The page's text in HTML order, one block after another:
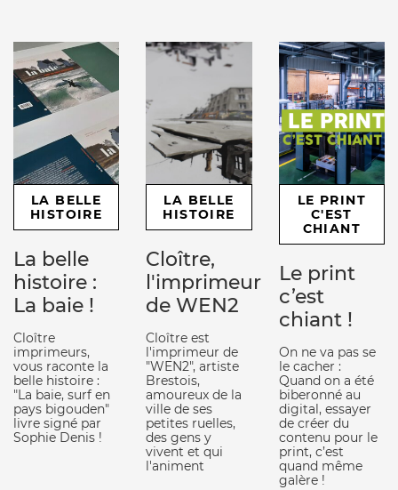
LA BELLE
HISTOIRE
La belle
histoire :
La baie !
Cloître
imprimeurs,
vous raconte la
belle histoire :
"La baie, surf en
pays bigouden"
livre signé par
Sophie Denis !
LA BELLE
HISTOIRE
Cloître,
l'imprimeur
de WEN2
Cloître est
l'imprimeur de
"WEN2", artiste
Brestois,
amoureux de la
ville de ses
petites ruelles,
des gens y
vivent et qui
l'animent
LE PRINT
C'EST
CHIANT
Le print
c’est
chiant !
On ne va pas se
le cacher :
Quand on a été
biberonné au
digital, essayer
de créer du
contenu pour le
print, c’est
quand même
galère !